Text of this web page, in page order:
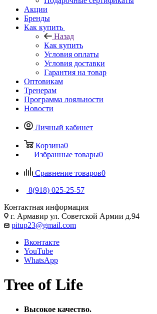
Акции
Бренды
Как купить
Назад
Как купить
Условия оплаты
Условия доставки
Гарантия на товар
Оптовикам
Тренерам
Программа лояльности
Новости
Личный кабинет
Корзина0
Избранные товары0
Сравнение товаров0
8(918) 025-25-57
Контактная информация
г. Армавир ул. Советской Армии д.94
pitup23@gmail.com
Вконтакте
YouTube
WhatsApp
Tree of Life
Высокое качество.